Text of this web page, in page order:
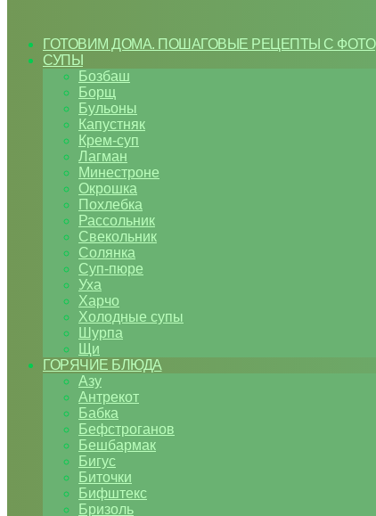
ГОТОВИМ ДОМА. ПОШАГОВЫЕ РЕЦЕПТЫ С ФОТО
СУПЫ
Бозбаш
Борщ
Бульоны
Капустняк
Крем-суп
Лагман
Минестроне
Окрошка
Похлебка
Рассольник
Свекольник
Солянка
Суп-пюре
Уха
Харчо
Холодные супы
Шурпа
Щи
ГОРЯЧИЕ БЛЮДА
Азу
Антрекот
Бабка
Бефстроганов
Бешбармак
Бигус
Биточки
Бифштекс
Бризоль